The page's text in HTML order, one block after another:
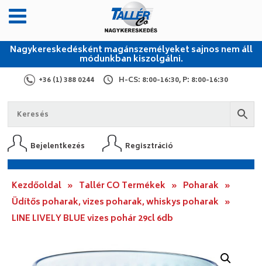
Nagykereskedésként magánszemélyeket sajnos nem áll
módunkban kiszolgálni.
+36 (1) 388 0244 H-CS: 8:00-16:30, P: 8:00-16:30
Bejelentkezés Regisztráció
Kezdőoldal » Tallér CO Termékek » Poharak »
Üdítős poharak, vizes poharak, whiskys poharak »
LINE LIVELY BLUE vizes pohár 29cl 6db